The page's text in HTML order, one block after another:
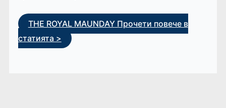
THE ROYAL MAUNDAYПрочети повече в
статията >